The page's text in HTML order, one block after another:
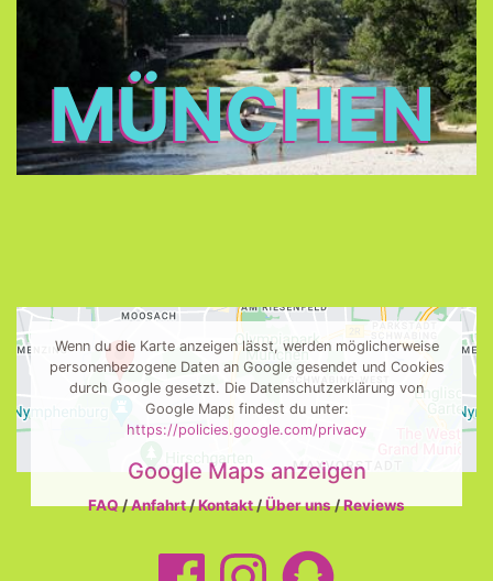
MÜNCHEN
Wenn du die Karte anzeigen lässt, werden möglicherweise
personenbezogene Daten an Google gesendet und Cookies
durch Google gesetzt. Die Datenschutzerklärung von
Google Maps findest du unter:
https://policies.google.com/privacy
Google Maps anzeigen
FAQ/Anfahrt/Kontakt/Über uns/Reviews